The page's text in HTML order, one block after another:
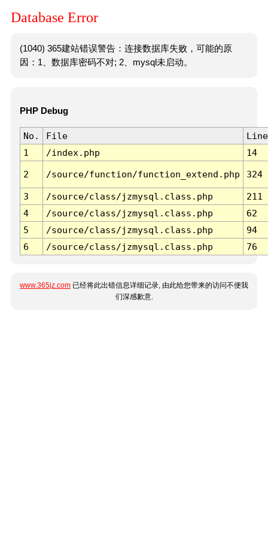
Database Error
(1040) 365建站错误警告：连接数据库失败，可能的原
因：1、数据库密码不对; 2、mysql未启动。
PHP Debug
No. File
Line
1
/index.php 14
2 /source/function/function_extend.php 324
3 /source/class/jzmysql.class.php
211
4
/source/class/jzmysql.class.php
62
5
/source/class/jzmysql.class.php
94
6
/source/class/jzmysql.class.php 76
www.365jz.com 已经将此出错信息详细记录, 由此给您带来的访问不便我
们深感歉意.